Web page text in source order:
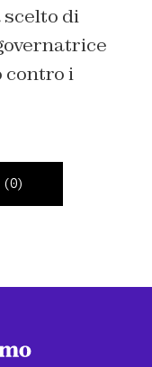
scelto di
contro i
(0)